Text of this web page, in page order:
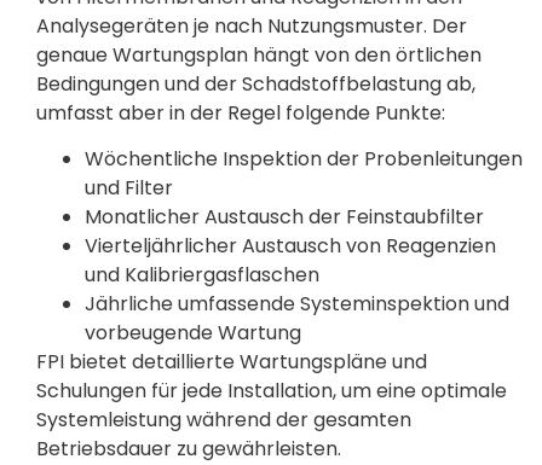
Analysegeräten je nach Nutzungsmuster. Der
genaue Wartungsplan hängt von den örtlichen
Bedingungen und der Schadstoffbelastung ab,
umfasst aber in der Regel folgende Punkte:
Wöchentliche Inspektion der Probenleitungen
und Filter
Monatlicher Austausch der Feinstaubfilter
Vierteljährlicher Austausch von Reagenzien
und Kalibriergasflaschen
Jährliche umfassende Systeminspektion und
vorbeugende Wartung
FPI bietet detaillierte Wartungspläne und
Schulungen für jede Installation, um eine optimale
Systemleistung während der gesamten
Betriebsdauer zu gewährleisten.